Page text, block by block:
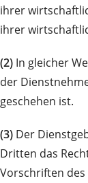
ihrer
ihrer
(2) In gleicher
der
geschehen ist.
(3) Der
Dritten das
Vorschriften des